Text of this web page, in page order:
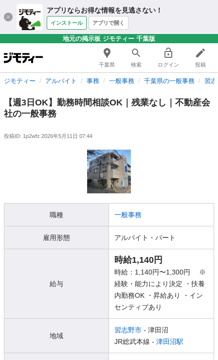
アプリならお得な情報を見逃さない！
インストール アプリで開く
地元の掲示板 ジモティー 千葉版
千葉県 検索 ログイン 投稿
ジモティー アルバイト 事務 一般事務 千葉県の一般事務 習
【週3日OK】勤務時間相談OK｜残業なし｜不動産会
社の一般事務
投稿ID: 1p2wfz 2026年5月11日 07:44
職種 一般事務
雇用形態 アルバイト・パート
給与
時給1,140円
時給：1,140円〜1,300円 ※
経験・能力により決定 ・扶養
内勤務OK ・昇給あり ・イン
センティブあり
地域
習志野市 - 津田沼
JR総武本線 - 津田沼駅